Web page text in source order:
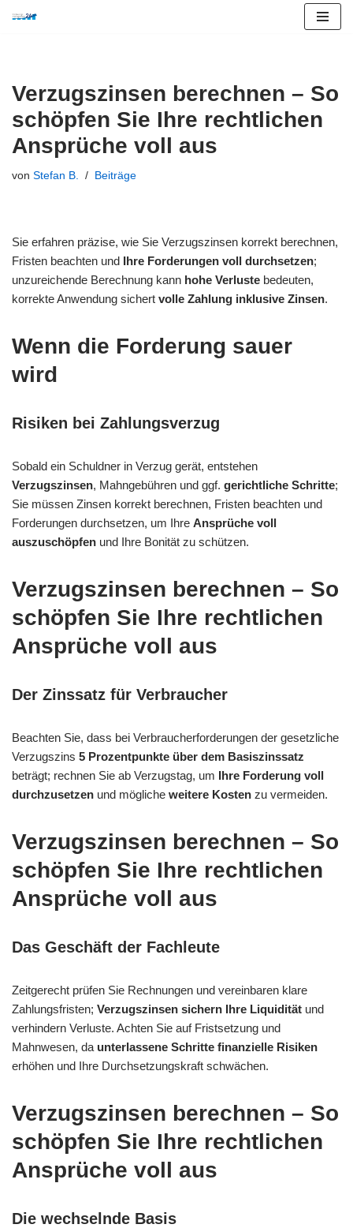
Verzugszinsen berechnen – So
schöpfen Sie Ihre rechtlichen
Ansprüche voll aus
von Stefan B. Beiträge
Sie erfahren präzise, wie Sie Verzugszinsen korrekt berechnen,
Fristen beachten und Ihre Forderungen voll durchsetzen;
unzureichende Berechnung kann hohe Verluste bedeuten,
korrekte Anwendung sichert volle Zahlung inklusive Zinsen.
Wenn die Forderung sauer
wird
Risiken bei Zahlungsverzug
Sobald ein Schuldner in Verzug gerät, entstehen
Verzugszinsen, Mahngebühren und ggf. gerichtliche Schritte;
Sie müssen Zinsen korrekt berechnen, Fristen beachten und
Forderungen durchsetzen, um Ihre Ansprüche voll
auszuschöpfen und Ihre Bonität zu schützen.
Verzugszinsen berechnen – So
schöpfen Sie Ihre rechtlichen
Ansprüche voll aus
Der Zinssatz für Verbraucher
Beachten Sie, dass bei Verbraucherforderungen der gesetzliche
Verzugszins 5 Prozentpunkte über dem Basiszinssatz
beträgt; rechnen Sie ab Verzugstag, um Ihre Forderung voll
durchzusetzen und mögliche weitere Kosten zu vermeiden.
Verzugszinsen berechnen – So
schöpfen Sie Ihre rechtlichen
Ansprüche voll aus
Das Geschäft der Fachleute
Zeitgerecht prüfen Sie Rechnungen und vereinbaren klare
Zahlungsfristen; Verzugszinsen sichern Ihre Liquidität und
verhindern Verluste. Achten Sie auf Fristsetzung und
Mahnwesen, da unterlassene Schritte finanzielle Risiken
erhöhen und Ihre Durchsetzungskraft schwächen.
Verzugszinsen berechnen – So
schöpfen Sie Ihre rechtlichen
Ansprüche voll aus
Die wechselnde Basis